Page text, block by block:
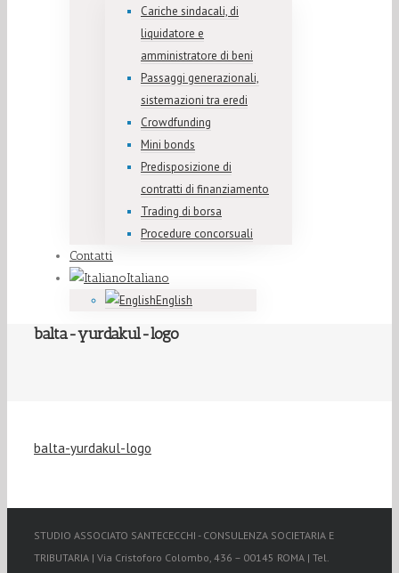
Cariche sindacali, di
liquidatore e
amministratore di beni
Passaggi generazionali,
sistemazioni tra eredi
Crowdfunding
Mini bonds
Predisposizione di
contratti di finanziamento
Trading di borsa
Procedure concorsuali
Contatti
Italiano
English
balta-yurdakul-logo
balta-yurdakul-logo
STUDIO ASSOCIATO SANTECECCHI - CONSULENZA SOCIETARIA E
TRIBUTARIA | Via Cristoforo Colombo, 436 – 00145 ROMA | Tel.